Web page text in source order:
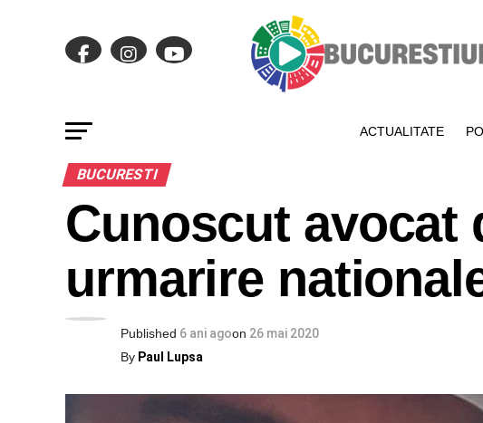
ACTUALITATE
BUCURESTI
Cunoscut avocat
urmarire
Published 6 ani agoon 26 mai 2020
By Paul Lupsa